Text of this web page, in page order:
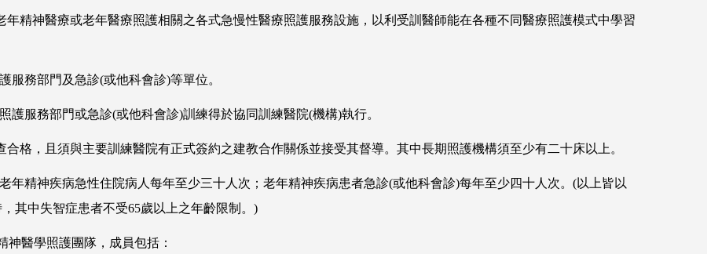
精神醫療或老年醫療照護相關之各式急慢性醫療照護服務設施，以利受訓醫師能在各種不同醫療照護模式中學習
服務部門及急診(或他科會診)等單位。
護服務部門或急診(或他科會診)訓練得於協同訓練醫院(機構)執行。
格，且須與主要訓練醫院有正式簽約之建教合作關係並接受其督導。其中長期照護機構須至少有二十床以上。
年精神疾病急性住院病人每年至少三十人次；老年精神疾病患者急診(或他科會診)每年至少四十人次。(以上皆以
其中失智症患者不受65歲以上之年齡限制。)
醫學照護團隊，成員包括：